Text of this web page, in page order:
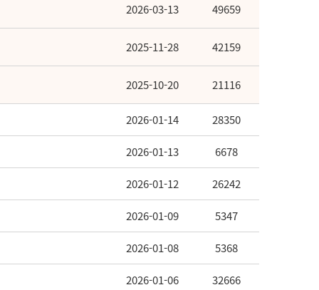
2026-03-13 49659
2025-11-28 42159
2025-10-20 21116
2026-01-14 28350
2026-01-13 6678
2026-01-12 26242
2026-01-09 5347
2026-01-08 5368
2026-01-06 32666